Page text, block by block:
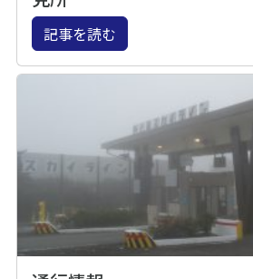
記事を読む